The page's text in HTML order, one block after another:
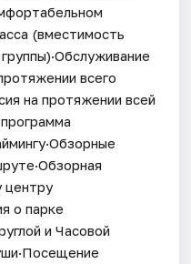
(вместимость
всего
на протяжении всей
центру
о парке
и Часовой